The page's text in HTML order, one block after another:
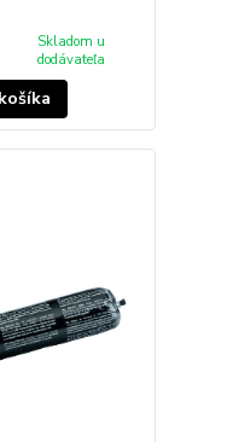
Skladom u
dodávateľa